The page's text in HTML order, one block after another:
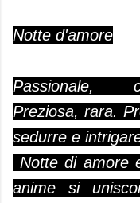
Notte d'amore
Passionale,
Preziosa, rara.
sedurre e
Notte di amore
anime si